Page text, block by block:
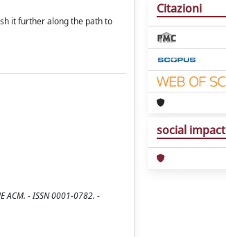
it further along the path to
ACM. - ISSN 0001-0782. -
Citazioni
social impact